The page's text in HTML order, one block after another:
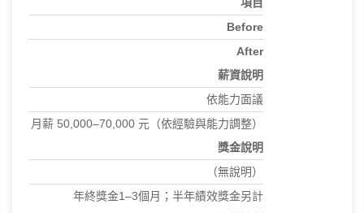
Before
After
薪資說明
依能力面議
月薪 50,000–70,000 元（依經驗與能力調整）
獎金說明
（無說明）
年終獎金1–3個月；半年績效獎金另計